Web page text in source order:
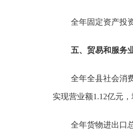
全年固定资产投
五、贸易和服务
全年全县社会消
实现营业额1.12亿元
全年货物进出口